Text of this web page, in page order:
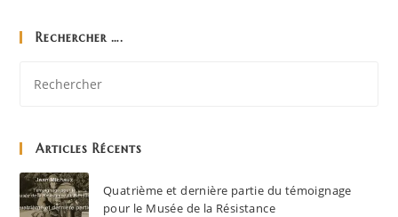
Rechercher ….
Articles Récents
Quatrième et dernière partie du témoignage
pour le Musée de la Résistance